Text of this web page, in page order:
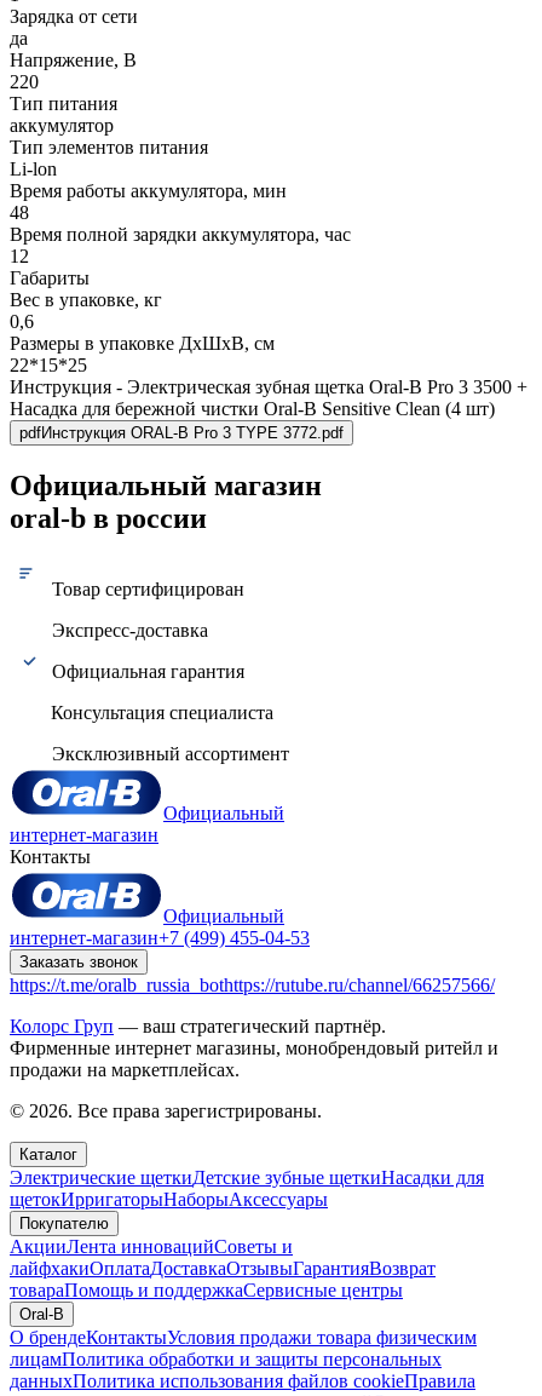
Зарядка от сети
да
Напряжение, В
220
Тип питания
аккумулятор
Тип элементов питания
Li-lon
Время работы аккумулятора, мин
48
Время полной зарядки аккумулятора, час
12
Габариты
Вес в упаковке, кг
0,6
Размеры в упаковке ДxШxВ, см
22*15*25
Инструкция - Электрическая зубная щетка Oral-B Pro 3 3500 +
Насадка для бережной чистки Oral-B Sensitive Clean (4 шт)
pdfИнструкция ORAL-B Pro 3 TYPE 3772.pdf
Официальный магазин
oral-b в россии
Товар сертифицирован
Экспресс-доставка
Официальная гарантия
Консультация специалиста
Эксклюзивный ассортимент
Официальный
интернет-магазин
Контакты
Официальный
интернет-магазин+7 (499) 455-04-53
Заказать звонок
https://t.me/oralb_russia_bothttps://rutube.ru/channel/66257566/
Колорс Груп — ваш стратегический партнёр.
Фирменные интернет магазины, монобрендовый ритейл и
продажи на маркетплейсах.
© 2026. Все права зарегистрированы.
Каталог
Электрические щеткиДетские зубные щеткиНасадки для
щетокИрригаторыНаборыАксессуары
Покупателю
АкцииЛента инновацийСоветы и
лайфхакиОплатаДоставкаОтзывыГарантияВозврат
товараПомощь и поддержкаСервисные центры
Oral-B
О брендеКонтактыУсловия продажи товара физическим
лицамПолитика обработки и защиты персональных
данныхПолитика использования файлов cookieПравила